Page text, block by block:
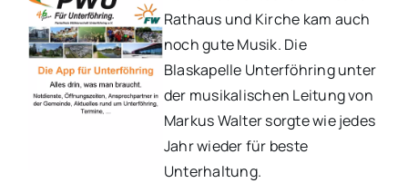
Rathaus und Kirche kam auch
noch gute Musik. Die
Blaskapelle Unterföhring unter
der musikalischen Leitung von
Markus Walter sorgte wie jedes
Jahr wieder für beste
Unterhaltung.